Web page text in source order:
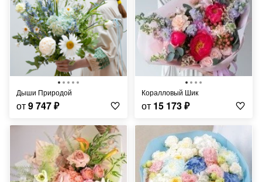
Дыши Природой
от9 747₽
Коралловый Шик
от 15 173₽